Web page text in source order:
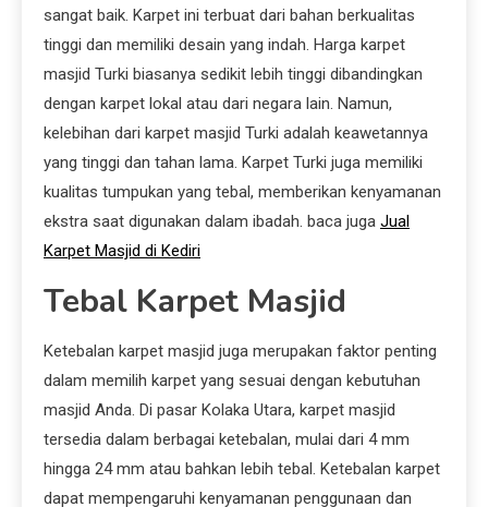
sangat baik. Karpet ini terbuat dari bahan berkualitas
tinggi dan memiliki desain yang indah. Harga karpet
masjid Turki biasanya sedikit lebih tinggi dibandingkan
dengan karpet lokal atau dari negara lain. Namun,
kelebihan dari karpet masjid Turki adalah keawetannya
yang tinggi dan tahan lama. Karpet Turki juga memiliki
kualitas tumpukan yang tebal, memberikan kenyamanan
ekstra saat digunakan dalam ibadah. baca juga Jual
Karpet Masjid di Kediri
Tebal Karpet Masjid
Ketebalan karpet masjid juga merupakan faktor penting
dalam memilih karpet yang sesuai dengan kebutuhan
masjid Anda. Di pasar Kolaka Utara, karpet masjid
tersedia dalam berbagai ketebalan, mulai dari 4 mm
hingga 24 mm atau bahkan lebih tebal. Ketebalan karpet
dapat mempengaruhi kenyamanan penggunaan dan